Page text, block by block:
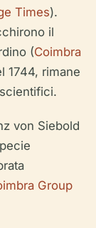
Times).
il
(Coimbra
1744, rimane
von Siebold
Group